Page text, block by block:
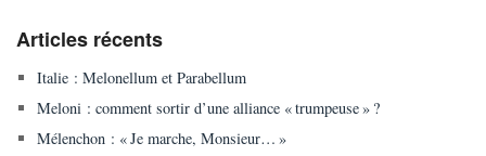
Articles récents
Italie : Melonellum et Parabellum
Meloni : comment sortir d’une alliance « trumpeuse » ?
Mélenchon : « Je marche, Monsieur… »